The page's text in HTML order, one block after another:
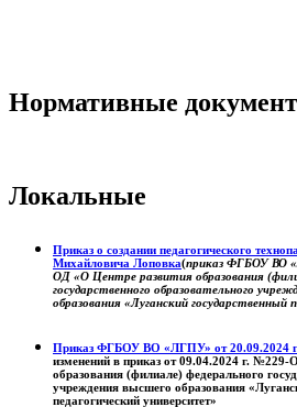
Нормативные
Локальные
Приказ о создании педагогического
Михайловича Лоповка(приказ ФГБОУ ВО
ОД «О Центре развития образования
государственного образовательного
образования «Луганский государственный
Приказ ФГБОУ ВО «ЛГПУ» от 20.09.2024
изменений в приказ от 09.04.2024 г.
образования (филиале) федерального
учреждения высшего образования
педагогический университет»